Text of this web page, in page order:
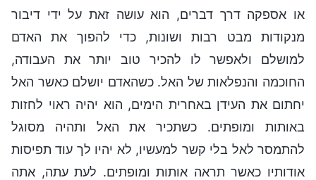
או אספקה דרך דברים, הוא עושה זאת על ידי דיבור
מנקודות מבט רבות ושונות, כדי להפוך את האדם
למושלם ולאפשר לו להכיר טוב יותר את העבודה,
החוכמה והנפלאות של האל. כשהאדם יושלם כאשר האל
יחתום את העידן באחרית הימים, הוא יהיה ראוי לחזות
באותות ומופתים. כשתכיר את האל ותהיה מסוגל
להתמסר לאל בלי קשר למעשיו, לא יהיו לך עוד תפיסות
אודותיו כאשר תראה אותות ומופתים. לעת עתה, אתה